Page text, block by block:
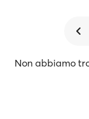
Non abbiamo